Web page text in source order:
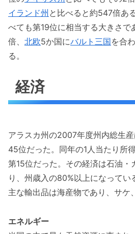
イランド州 と比べると約547倍あ
べても第19位に相当する大きさで
倍、 北欧5か国にバルト三国を合
る。
経済
アラスカ州の2007年度州内総生
45位だった。同年の1人当たり所
第15位だった。その経済は石油・
り、州歳入の80%以上になってい
主な輸出品は海産物であり、サケ
エネルギー